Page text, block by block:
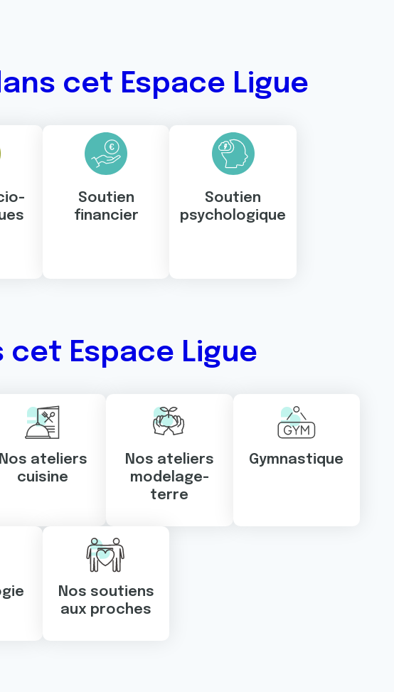
cet Espace Ligue
Soutien
financier
Soutien
psychologique
Espace Ligue
Nos ateliers
cuisine
Nos ateliers
modelage-
terre
Gymnastique
Nos soutiens
aux proches